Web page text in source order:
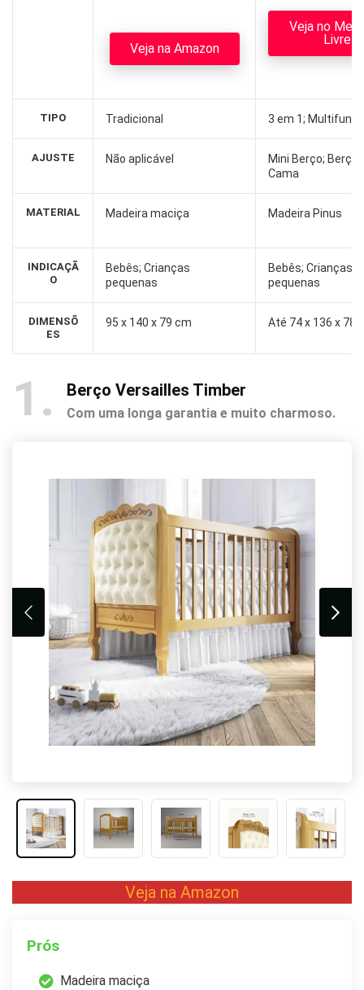
TIPO
AJUSTE
MATERIAL
INDICAÇÃ
O
DIMENSÕ
ES
Veja na Amazon
Tradicional
Não aplicável
Madeira maciça
Bebês; Crianças
pequenas
95 x 140 x 79 cm
Veja no
Livre
3 em 1;
Mini Berço; Berço;
Cama
Madeira Pinus
Bebês; Crianças
pequenas
Até 74 x 136 x
1 Berço Versailles Timber
Com uma longa garantia e muito charmoso.
Veja na Amazon
Prós
Madeira maciça